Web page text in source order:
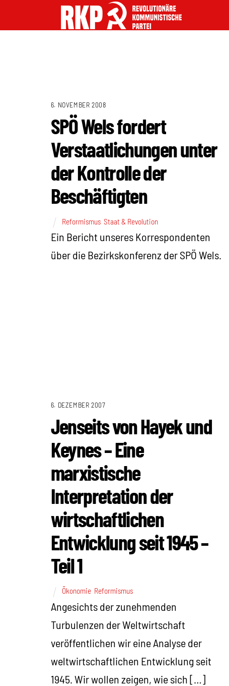
6. NOVEMBER 2008
SPÖ Wels fordert
Verstaatlichungen unter
der Kontrolle der
Beschäftigten
Reformismus, Staat & Revolution
Ein Bericht unseres Korrespondenten
über die Bezirkskonferenz der SPÖ Wels.
6. DEZEMBER 2007
Jenseits von Hayek und
Keynes – Eine
marxistische
Interpretation der
wirtschaftlichen
Entwicklung seit 1945 –
Teil 1
Ökonomie, Reformismus
Angesichts der zunehmenden
Turbulenzen der Weltwirtschaft
veröffentlichen wir eine Analyse der
weltwirtschaftlichen Entwicklung seit
1945. Wir wollen zeigen, wie sich […]